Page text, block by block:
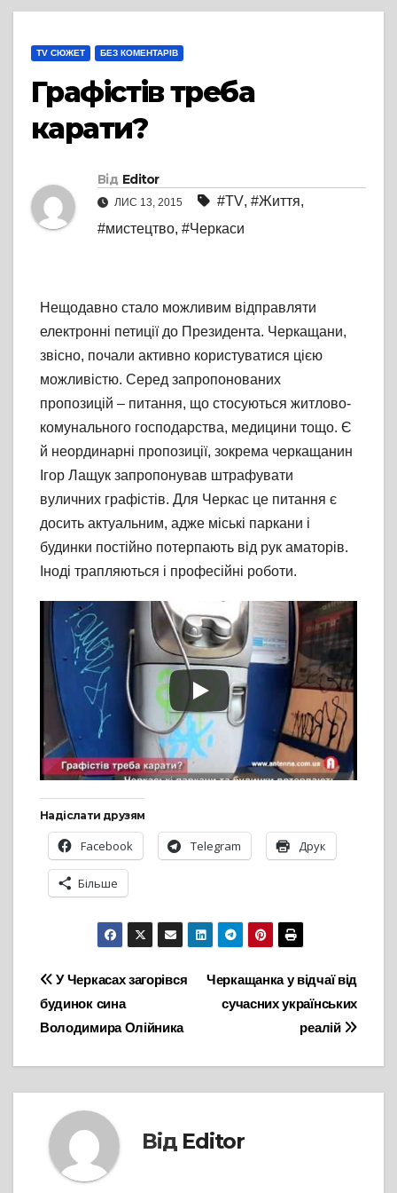
TV СЮЖЕТ БЕЗ КОМЕНТАРІВ
Графістів треба
карати?
Від Editor
ЛИС 13, 2015 #TV, #Життя,
#мистецтво, #Черкаси
Нещодавно стало можливим відправляти
електронні петиції до Президента. Черкащани,
звісно, почали активно користуватися цією
можливістю. Серед запропонованих
пропозицій – питання, що стосуються житлово-
комунального господарства, медицини тощо. Є
й неординарні пропозиції, зокрема черкащанин
Ігор Лащук запропонував штрафувати
вуличних графістів. Для Черкас це питання є
досить актуальним, адже міські паркани і
будинки постійно потерпають від рук аматорів.
Іноді трапляються і професійні роботи.
Надіслати друзям
Facebook Telegram Друк
Більше
Навігація
записів
Черкащанка у відчаї від
сучасних українських
реалій
У Черкасах загорівся
будинок сина
Володимира Олійника
Від Editor